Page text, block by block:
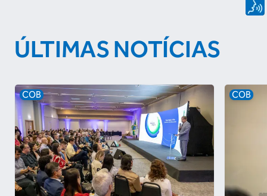
ÚLTIMAS NOTÍCIAS
COB COB